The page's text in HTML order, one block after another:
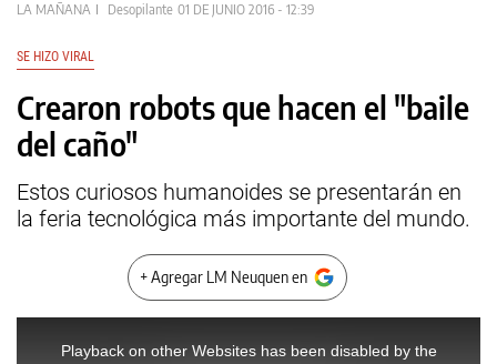
LA MAÑANA Desopilante 01 DE JUNIO 2016 - 12:39
SE HIZO VIRAL
Crearon robots que hacen el "baile
del caño"
Estos curiosos humanoides se presentarán en
la feria tecnológica más importante del mundo.
+ Agregar LM Neuquen en
Playback on other Websites has been disabled by the